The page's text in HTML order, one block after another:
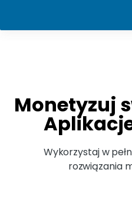
Monetyzuj
Wykorzystaj w
rozwiązania